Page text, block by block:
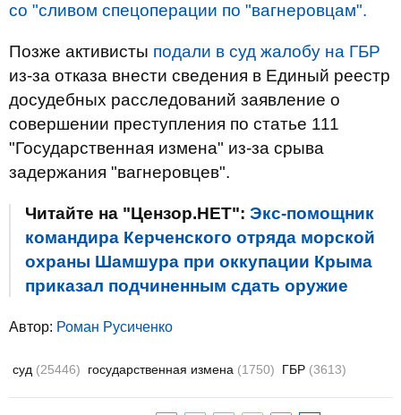
со "сливом спецоперации по "вагнеровцам".
Позже активисты подали в суд жалобу на ГБР
из-за отказа внести сведения в Единый реестр
досудебных расследований заявление о
совершении преступления по статье 111
"Государственная измена" из-за срыва
задержания "вагнеровцев".
Читайте на "Цензор.НЕТ": Экс-помощник
командира Керченского отряда морской
охраны Шамшура при оккупации Крыма
приказал подчиненным сдать оружие
Автор: Роман Русиченко
суд (25446) государственная измена (1750) ГБР (3613)